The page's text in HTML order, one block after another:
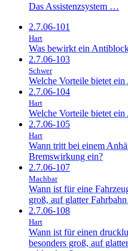
Das Assistenzsystem …
2.7.06-101
Hart
Was bewirkt ein
2.7.06-103
Schwer
Welche Vorteile bietet
2.7.06-104
Hart
Welche Vorteile bietet
2.7.06-105
Hart
Wann tritt bei einem
Bremswirkung ein?
2.7.06-107
Machbar
Wann ist für eine
groß, auf glatter
2.7.06-108
Hart
Wann ist für einen
besonders groß, auf